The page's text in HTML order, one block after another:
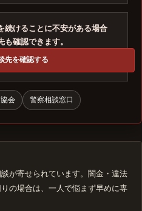
続けることに不安がある場合
確認できます。
先を確認する
会 警察相談窓口
が寄せられています。闇金・違法
の場合は、一人で悩まず早めに専